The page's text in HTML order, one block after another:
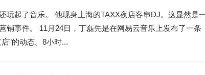
玩起了音乐。 他现身上海的TAXX夜店客串DJ。这显然是
销事件。 11月24日，丁磊先是在网易云音乐上发布了一条
”的动态。8小时...